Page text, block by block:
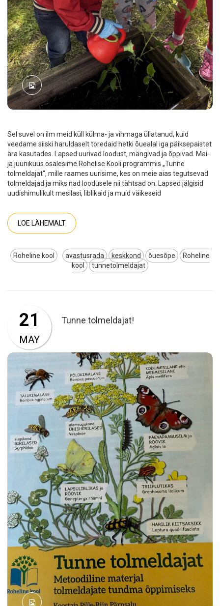
Sel suvel on ilm meid küll külma- ja vihmaga üllatanud, kuid
veedame siiski haruldaselt toredaid hetki õuealal iga päiksepaistet
ära kasutades. Lapsed uurivad loodust, mängivad ja õppivad. Mai-
ja juunikuus osalesime Rohelise Kooli programmis „Tunne
tolmeldajat“, mille raames uurisime, kes on meie aias tegutsevad
tolmeldajad ja miks nad loodusele nii tähtsad on. Lapsed jälgisid
uudishimulikult mesilasi, liblikaid ja muid väikeseid
LOE LÄHEMALT
Roheline kool avastusrada keskkond õuesõpe
Roheline
kool
tunnetolmeldajat
Tunne tolmeldajat!
21
MAY